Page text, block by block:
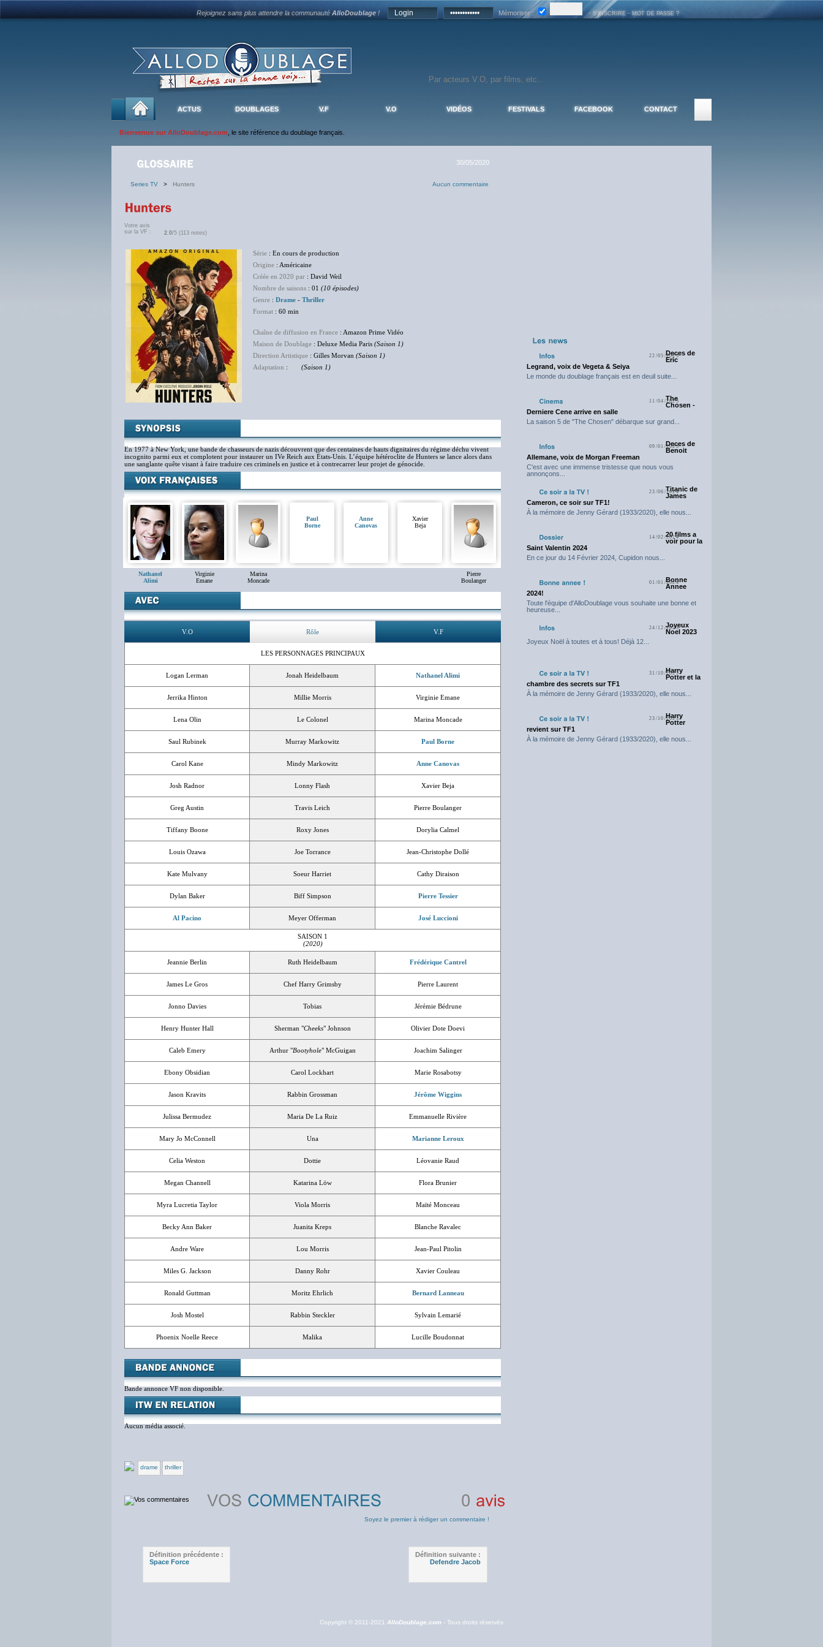
Rejoignez sans plus attendre la communautéAlloDoublage ! Mémoriser : -S'INSCRIRE -MOT DE PASSE ?
ACTUS DOUBLAGES V.F V.O VIDÉOS FESTIVALS FACEBOOK CONTACT
Bienvenue sur AlloDoublage.com , le site référence du doublage français.
30/05/2020
Series TV > Hunters Aucun commentaire
Votre avis
sur la VF :
2.0/5 (113 notes)
Série : En cours de production
Origine : Américaine
Créée en 2020 par : David Weil
Nombre de saisons : 01 (10 épisodes)
Genre : Drame - Thriller
Format : 60 min
Chaîne de diffusion en France : Amazon Prime Vidéo
Maison de Doublage : Deluxe Media Paris (Saison 1)
Direction Artistique : Gilles Morvan (Saison 1)
Adaptation : (Saison 1)
En 1977 à New York, une bande de chasseurs de nazis découvrent que des centaines de hauts dignitaires du régime déchu vivent
incognito parmi eux et complotent pour instaurer un IVe Reich aux États-Unis. L’équipe hétéroclite de Hunters se lance alors dans
une sanglante quête visant à faire traduire ces criminels en justice et à contrecarrer leur projet de génocide.
Nathanel
Alimi
Virginie
Emane
Marina
Moncade
Paul
Borne
Anne
Canovas
Xavier
Beja
Pierre
Boulanger
V.O Rôle V.F
LES PERSONNAGES PRINCIPAUX
Logan Lerman Jonah Heidelbaum Nathanel Alimi
Jerrika Hinton Millie Morris Virginie Emane
Lena Olin Le Colonel Marina Moncade
Saul Rubinek Murray Markowitz Paul Borne
Carol Kane Mindy Markowitz Anne Canovas
Josh Radnor Lonny Flash Xavier Beja
Greg Austin Travis Leich Pierre Boulanger
Tiffany Boone Roxy Jones Dorylia Calmel
Louis Ozawa Joe Torrance Jean-Christophe Dollé
Kate Mulvany Soeur Harriet Cathy Diraison
Dylan Baker Biff Simpson Pierre Tessier
Al Pacino Meyer Offerman José Luccioni
SAISON 1
(2020)
Jeannie Berlin Ruth Heidelbaum Frédérique Cantrel
James Le Gros Chef Harry Grimsby Pierre Laurent
Jonno Davies Tobias Jérémie Bédrune
Henry Hunter Hall Sherman "Cheeks" Johnson Olivier Dote Doevi
Caleb Emery Arthur "Bootyhole" McGuigan Joachim Salinger
Ebony Obsidian Carol Lockhart Marie Rosabotsy
Jason Kravits Rabbin Grossman Jérôme Wiggins
Julissa Bermudez Maria De La Ruiz Emmanuelle Rivière
Mary Jo McConnell Una Marianne Leroux
Celia Weston Dottie Léovanie Raud
Megan Channell Katarina Löw Flora Brunier
Myra Lucretia Taylor Viola Morris Maïté Monceau
Becky Ann Baker Juanita Kreps Blanche Ravalec
Andre Ware Lou Morris Jean-Paul Pitolin
Miles G. Jackson Danny Rohr Xavier Couleau
Ronald Guttman Moritz Ehrlich Bernard Lanneau
Josh Mostel Rabbin Steckler Sylvain Lemarié
Phoenix Noelle Reece Malika Lucille Boudonnat
Bande annonce VF non disponible.
Aucun média associé.
drame thriller
Soyez le premier à rédiger un commentaire !
Définition précédente :
Space Force
Définition suivante :
Defendre Jacob
22/05/2025Deces de
Eric
Legrand, voix de Vegeta & Seiya
Le monde du doublage français est en deuil suite...
11/04/2025
The
Chosen -
Derniere Cene arrive en salle
La saison 5 de "The Chosen" débarque sur grand...
09/01/2025Deces de
Benoit
Allemane, voix de Morgan Freeman
C'est avec une immense tristesse que nous vous
annonçons...
23/06/2024Titanic de
James
Cameron, ce soir sur TF1!
À la mémoire de Jenny Gérard (1933/2020), elle nous...
14/02/202420 films a
voir pour la
Saint Valentin 2024
En ce jour du 14 Février 2024, Cupidon nous...
01/01/2024
Bonne
Annee
2024!
Toute l'équipe d'AlloDoublage vous souhaite une bonne et
heureuse...
24/12/2023
Joyeux
Noel 2023
Joyeux Noël à toutes et à tous! Déjà 12...
31/10/2023
Harry
Potter et la
chambre des secrets sur TF1
À la mémoire de Jenny Gérard (1933/2020), elle nous...
23/10/2023
Harry
Potter
revient sur TF1
À la mémoire de Jenny Gérard (1933/2020), elle nous...
Copyright © 2011-2021 AlloDoublage.com - Tous droits réservés